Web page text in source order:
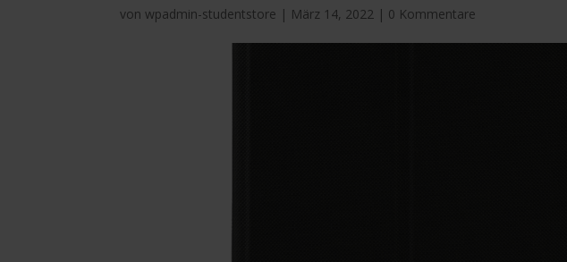
vonwpadmin-studentstore | März 14, 2022 | 0 Kommentare